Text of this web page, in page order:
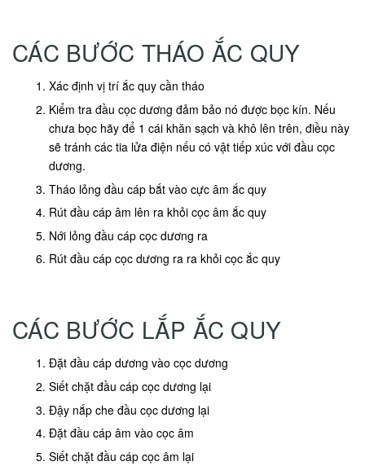
CÁC BƯỚC THÁO ẮC QUY
Xác định vị trí ắc quy cần tháo
Kiểm tra đầu cọc dương đảm bảo nó được bọc kín. Nếu
chưa bọc hãy để 1 cái khăn sạch và khô lên trên, điều này
sẽ tránh các tia lửa điện nếu có vật tiếp xúc với đầu cọc
dương.
Tháo lỏng đầu cáp bắt vào cực âm ắc quy
Rút đầu cáp âm lên ra khỏi cọc âm ắc quy
Nới lỏng đầu cáp cọc dương ra
Rút đầu cáp cọc dương ra ra khỏi cọc ắc quy
CÁC BƯỚC LẮP ẮC QUY
Đặt đầu cáp dương vào cọc dương
Siết chặt đầu cáp cọc dương lại
Đậy nắp che đầu cọc dương lại
Đặt đầu cáp âm vào cọc âm
Siết chặt đầu cáp cọc âm lại